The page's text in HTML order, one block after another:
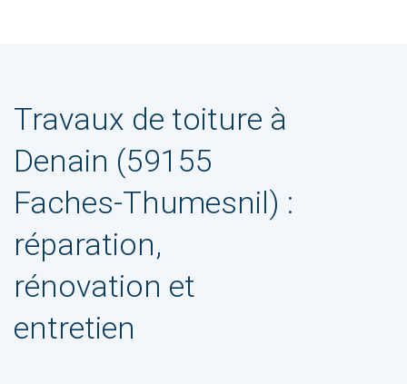
Travaux de toiture à
Denain (59155
Faches-Thumesnil) :
réparation,
rénovation et
entretien